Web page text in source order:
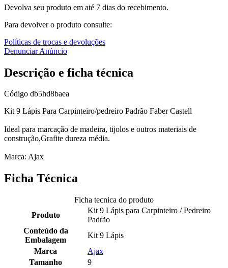
Devolva seu produto em até 7 dias do recebimento.
Para devolver o produto consulte:
Políticas de trocas e devoluções
Denunciar Anúncio
Descrição e ficha técnica
Código db5hd8baea
Kit 9 Lápis Para Carpinteiro/pedreiro Padrão Faber Castell
Ideal para marcação de madeira, tijolos e outros materiais de
construção,Grafite dureza média.
Marca: Ajax
Ficha Técnica
Ficha tecnica do produto
Produto
Kit 9 Lápis para Carpinteiro / Pedreiro
Padrão
Conteúdo da
Embalagem
Kit 9 Lápis
Marca
Ajax
Tamanho
9